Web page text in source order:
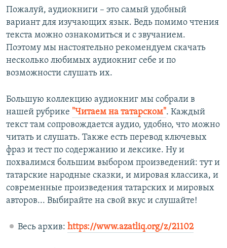
Пожалуй, аудиокниги – это самый удобный
вариант для изучающих язык. Ведь помимо чтения
текста можно ознакомиться и с звучанием.
Поэтому мы настоятельно рекомендуем скачать
несколько любимых аудиокниг себе и по
возможности слушать их.
Большую коллекцию аудиокниг мы собрали в
нашей рубрике "Читаем на татарском". Каждый
текст там сопровождается аудио, удобно, что можно
читать и слушать. Также есть перевод ключевых
фраз и тест по содержанию и лексике. Ну и
похвалимся большим выбором произведений: тут и
татарские народные сказки, и мировая классика, и
современные произведения татарских и мировых
авторов... Выбирайте на свой вкус и слушайте!
Весь архив: https://www.azatliq.org/z/21102